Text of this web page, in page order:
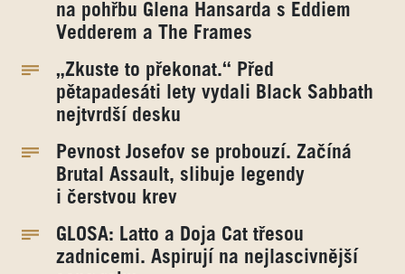
na pohřbu Glena Hansarda s Eddiem
Vedderem a The Frames
„Zkuste to překonat.“ Před
pětapadesáti lety vydali Black Sabbath
nejtvrdší desku
Pevnost Josefov se probouzí. Začíná
Brutal Assault, slibuje legendy
i čerstvou krev
GLOSA: Latto a Doja Cat třesou
zadnicemi. Aspirují na nejlascivnější